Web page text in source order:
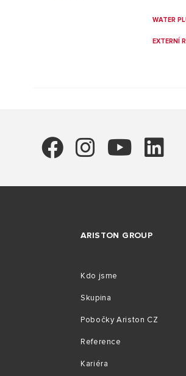
WATER
EXTERNÍ
ARISTON GROUP
Kdo jsme
Skupina
Pobočky Ariston CZ
Reference
Kariéra